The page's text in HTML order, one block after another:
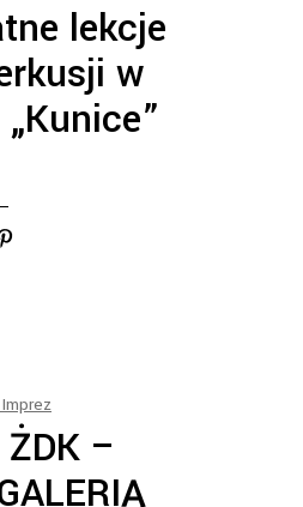
lekcje
w
ŻDK –